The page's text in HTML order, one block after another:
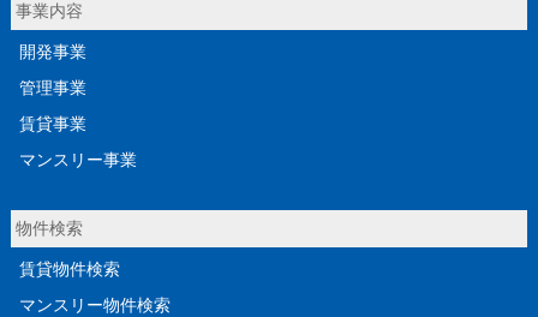
事業内容
開発事業
管理事業
賃貸事業
マンスリー事業
物件検索
賃貸物件検索
マンスリー物件検索